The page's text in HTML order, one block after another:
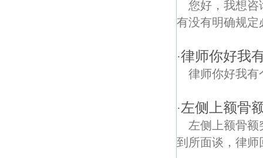
您好，我想咨
有没有明确规定
·律师你好我
律师你好我有
·左侧上额骨
左侧上额骨额
到所面谈，律师